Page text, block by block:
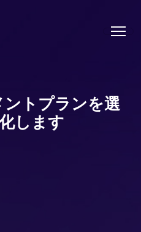
トプランを選
します